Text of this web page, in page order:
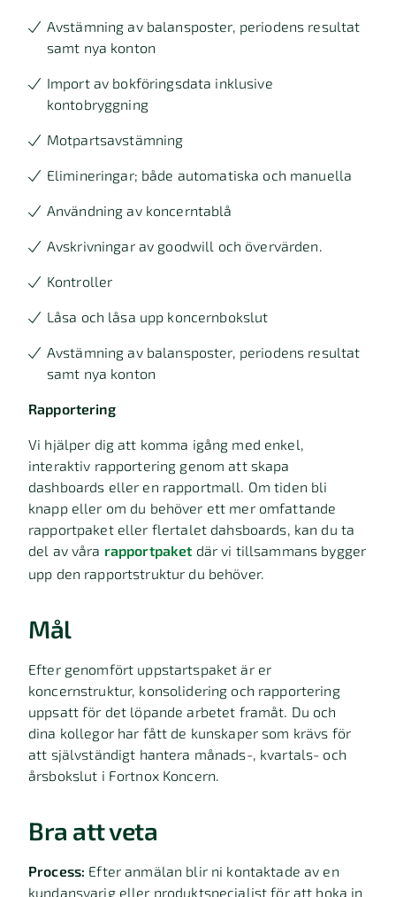
Avstämning av balansposter, periodens resultat
samt nya konton
Import av bokföringsdata inklusive
kontobryggning
Motpartsavstämning
Elimineringar; både automatiska och manuella
Användning av koncerntablå
Avskrivningar av goodwill och övervärden.
Kontroller
Låsa och låsa upp koncernbokslut
Avstämning av balansposter, periodens resultat
samt nya konton
Rapportering
Vi hjälper dig att komma igång med enkel,
interaktiv rapportering genom att skapa
dashboards eller en rapportmall. Om tiden bli
knapp eller om du behöver ett mer omfattande
rapportpaket eller flertalet dahsboards, kan du ta
del av våra rapportpaket där vi tillsammans bygger
upp den rapportstruktur du behöver.
Mål
Efter genomfört uppstartspaket är er
koncernstruktur, konsolidering och rapportering
uppsatt för det löpande arbetet framåt. Du och
dina kollegor har fått de kunskaper som krävs för
att självständigt hantera månads-, kvartals- och
årsbokslut i Fortnox Koncern.
Bra att veta
Process: Efter anmälan blir ni kontaktade av en
kundansvarig eller produktspecialist för att boka in